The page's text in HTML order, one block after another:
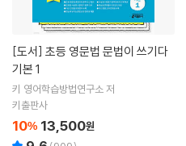
[도서]
기본 1
키 영어학습방법연구소 저
키출판사
10% 13,500원